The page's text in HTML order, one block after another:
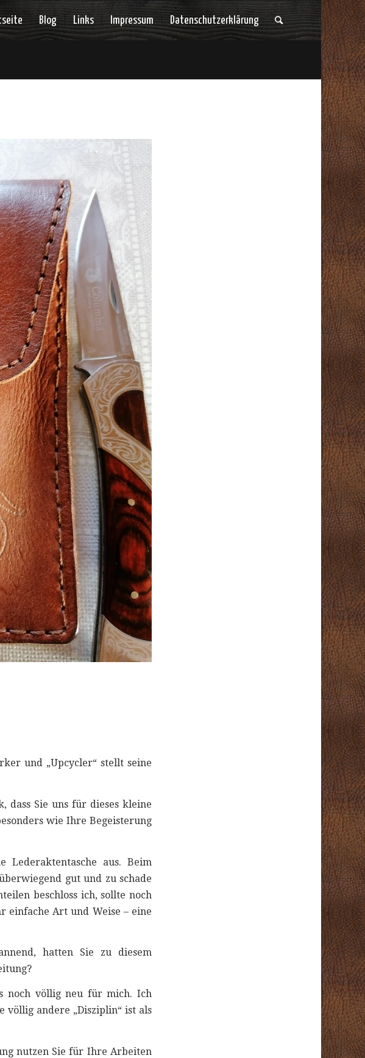
Blog Links Impressum Datenschutzerklärung
und „Upcycler“ stellt seine
dass Sie uns für dieses kleine
wie Ihre Begeisterung
aus. Beim
gut und zu schade
beschloss ich, sollte noch
einfache Art und Weise – eine
hatten Sie zu diesem
noch völlig neu für mich. Ich
völlig andere „Disziplin“ ist als
nutzen Sie für Ihre Arbeiten